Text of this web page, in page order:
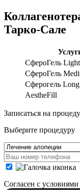
Тарко-Сале
СфероГель
СфероГель
Сферогель
AestheFill
Записаться на
Выберите процедуру
Cогласен с условиями